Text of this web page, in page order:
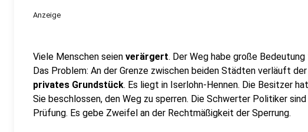
Anzeige
Viele Menschen seien verärgert. Der Weg habe große Bedeutung
Das Problem: An der Grenze zwischen beiden Städten verläuft
privates Grundstück. Es liegt in Iserlohn-Hennen. Die Besitzer
Sie beschlossen, den Weg zu sperren. Die Schwerter Politiker
Prüfung. Es gebe Zweifel an der Rechtmäßigkeit der Sperrung.